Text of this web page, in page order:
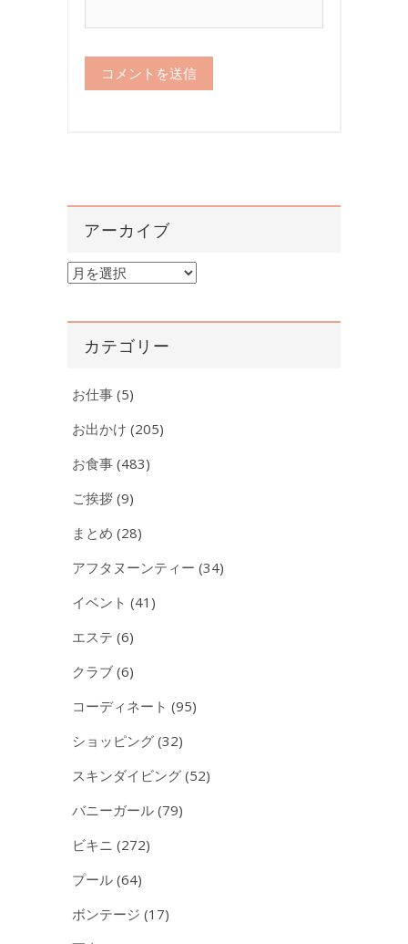
アーカイブ
ア
カ
カテゴリー
お仕事 (5)
お出かけ (205)
お食事 (483)
ご挨拶 (9)
まとめ (28)
アフタヌーンティー (34)
イベント (41)
エステ (6)
クラブ (6)
コーディネート (95)
ショッピング (32)
スキンダイビング (52)
バニーガール (79)
ビキニ (272)
プール (64)
ボンテージ (17)